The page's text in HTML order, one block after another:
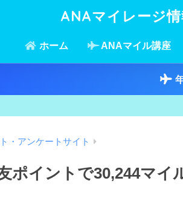
ANAマイレージ
ホーム ANAマイル講座
・アンケートサイト
ポイントで30,244マイ